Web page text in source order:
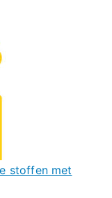
stoffen met